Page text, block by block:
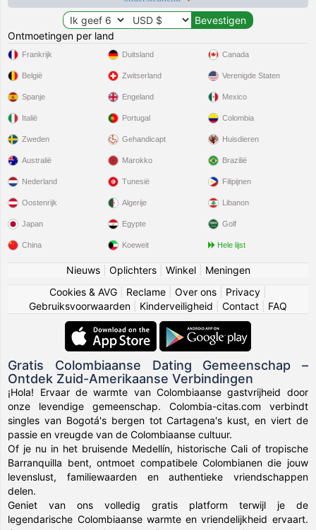
Ontmoetingen per land
Frankrijk
België
Spanje
Italië
Zweden
Duitsland
Zwitserland
Engeland
Portugal
Gehandicapt
Canada
Verenigde Staten
Mexico
Colombia
Huisdieren
Australië
Nederland
Oostenrijk
Japan
China
Marokko
Tunesië
Algerije
Egypte
Koeweit
Brazilië
Filipijnen
Libanon
Golf
Hele lijst
Nieuws| Oplichters| Winkel| Meningen
Cookies & AVG
Reclame Over ons Privacy
Gebruiksvoorwaarden
Kinderveiligheid Contact FAQ
Gratis Colombiaanse Dating Gemeenschap –
Ontdek Zuid-Amerikaanse Verbindingen
¡Hola! Ervaar de warmte van Colombiaanse gastvrijheid door
onze levendige gemeenschap. Colombia-citas.com verbindt
singles van Bogotá's bergen tot Cartagena's kust, en viert de
passie en vreugde van de Colombiaanse cultuur.
Of je nu in het bruisende Medellín, historische Cali of tropische
Barranquilla bent, ontmoet compatibele Colombianen die jouw
levenslust, familiewaarden en authentieke vriendschappen
delen.
Geniet van ons volledig gratis platform terwijl je de
legendarische Colombiaanse warmte en vriendelijkheid ervaart.